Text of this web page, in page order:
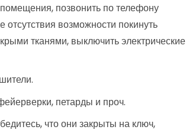
позвонить по телефону
возможности покинуть
тканями, выключить электрические
петарды и проч.
что они закрыты на ключ,